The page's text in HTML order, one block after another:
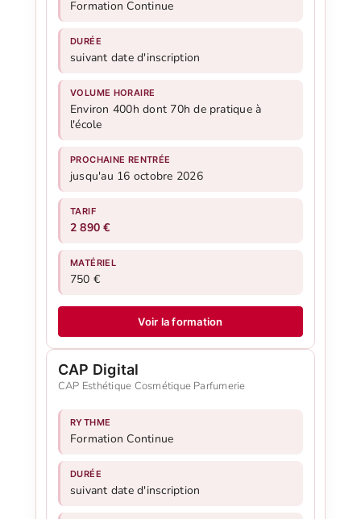
Formation Continue
DURÉE
suivant date d'inscription
VOLUME HORAIRE
Environ 400h dont 70h de pratique à
l'école
PROCHAINE RENTRÉE
jusqu'au 16 octobre 2026
TARIF
2 890 €
MATÉRIEL
750 €
Voir la formation
CAP Digital
CAP Esthétique Cosmétique Parfumerie
RYTHME
Formation Continue
DURÉE
suivant date d'inscription